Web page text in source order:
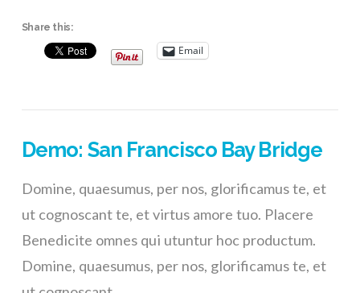
Share this:
Email
Demo: San Francisco Bay Bridge
Domine, quaesumus, per nos, glorificamus te, et
ut cognoscant te, et virtus amore tuo. Placere
Benedicite omnes qui utuntur hoc productum.
Domine, quaesumus, per nos, glorificamus te, et